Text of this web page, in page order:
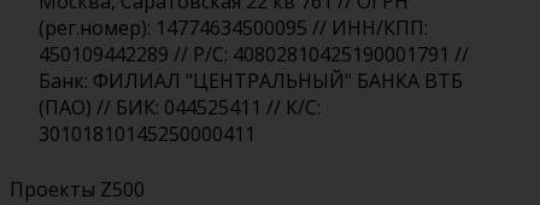
(рег.номер): 14774634500095 // ИНН/КПП:
450109442289 // Р/С: 40802810425190001791 //
Банк: ФИЛИАЛ "ЦЕНТРАЛЬНЫЙ" БАНКА ВТБ
(ПАО) // БИК: 044525411 // К/С:
30101810145250000411
Проекты Z500